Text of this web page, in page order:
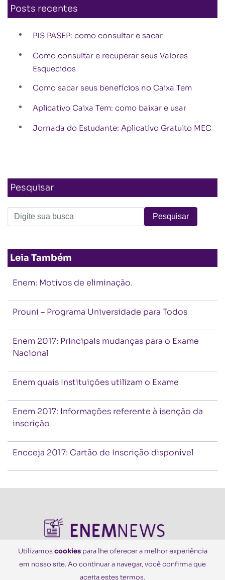
Posts recentes
PIS PASEP: como consultar e sacar
Como consultar e recuperar seus Valores
Esquecidos
Como sacar seus benefícios no Caixa Tem
Aplicativo Caixa Tem: como baixar e usar
Jornada do Estudante: Aplicativo Gratuito MEC
Pesquisar
Leia Também
Enem: Motivos de eliminação.
Prouni – Programa Universidade para Todos
Enem 2017: Principais mudanças para o Exame
Nacional
Enem quais Instituições utilizam o Exame
Enem 2017: Informações referente à isenção da
inscrição
Encceja 2017: Cartão de Inscrição disponível
© Todos os Direitos Reservados
Utilizamoscookiespara lhe oferecer a melhor experiência
em nosso site. Ao continuar a navegar, você confirma que
aceita estes termos.